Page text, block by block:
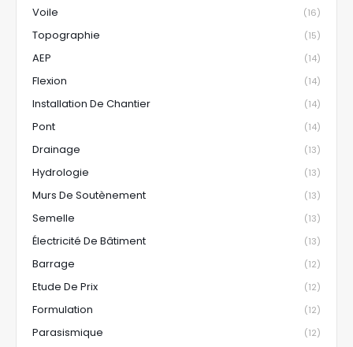
Voile (16)
Topographie (15)
AEP (14)
Flexion (14)
Installation De Chantier (14)
Pont (14)
Drainage (13)
Hydrologie (13)
Murs De Soutènement (13)
Semelle (13)
Électricité De Bâtiment (13)
Barrage (12)
Etude De Prix (12)
Formulation (12)
Parasismique (12)